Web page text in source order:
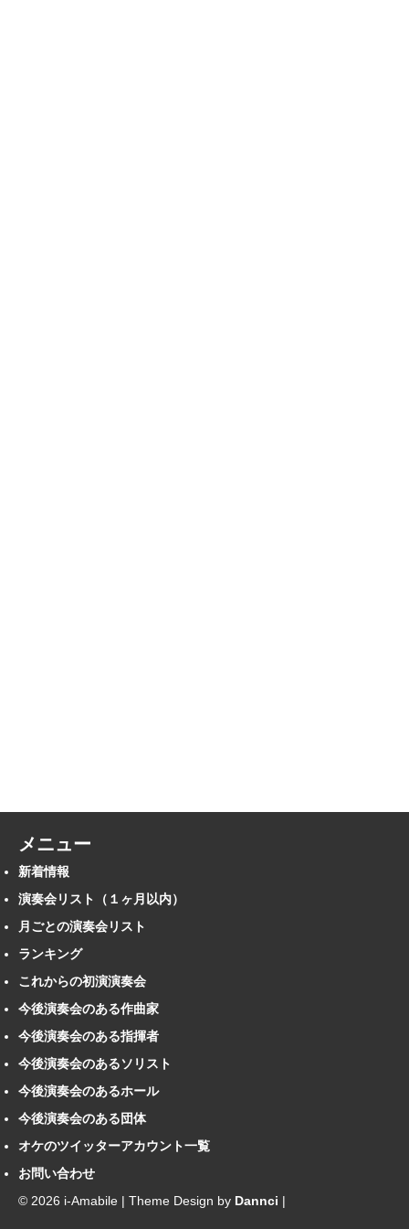
メニュー
新着情報
演奏会リスト（１ヶ月以内）
月ごとの演奏会リスト
ランキング
これからの初演演奏会
今後演奏会のある作曲家
今後演奏会のある指揮者
今後演奏会のあるソリスト
今後演奏会のあるホール
今後演奏会のある団体
オケのツイッターアカウント一覧
お問い合わせ
© 2026 i-Amabile | Theme Design by Dannci |